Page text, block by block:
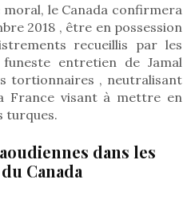
le Canada confirmera
2018 , être en possession
recueillis par les
entretien de Jamal
tortionnaires , neutralisant
France visant à mettre en
turques.
dans les
Canada